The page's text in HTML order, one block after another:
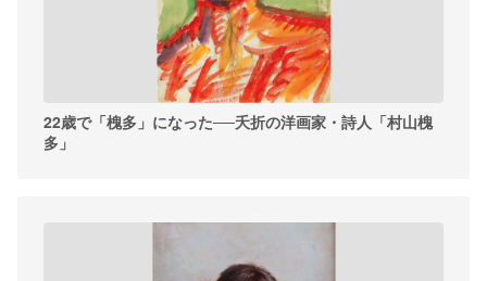
22歳で「槐多」になった──夭折の洋画家・詩人「村山槐
多」